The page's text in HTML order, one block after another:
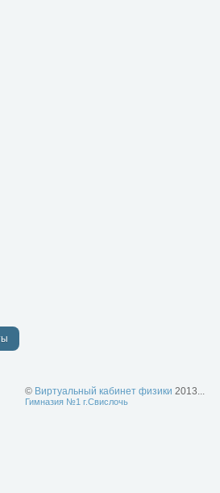
© Виртуальный кабинет физики 2013...
Гимназия №1 г.Свислочь